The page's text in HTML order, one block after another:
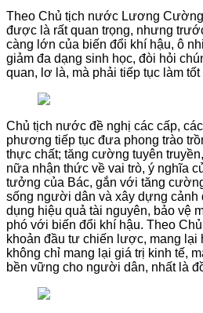
Theo Chủ tịch nước Lương
được là rất quan trọng, nhưng
càng lớn của biến đổi khí hậu, ô
giảm đa dạng sinh học, đòi hỏi
quan, lơ là, mà phải tiếp tục làm
Chủ tịch nước đề nghị các cấp,
phương tiếp tục đưa phong trào
thực chất; tăng cường tuyên
nữa nhận thức về vai trò, ý nghĩa
tưởng của Bác, gắn với tăng
sống người dân và xây dựng cảnh
dụng hiệu quả tài nguyên, bảo vệ
phó với biến đổi khí hậu. Theo
khoản đầu tư chiến lược, mang lại
không chỉ mang lại giá trị kinh tế,
bền vững cho người dân, nhất là